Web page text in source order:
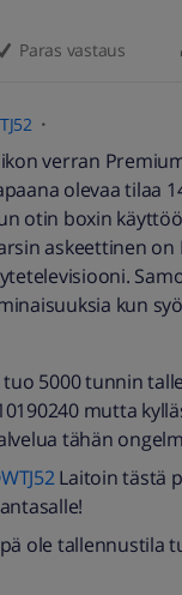
Paras vastaus
verran
olevaa tilaa
otin boxin
askeettinen
kun
tuo 5000 tunnin
mutta
tähän
Laitoin tästä
ole tallennustila